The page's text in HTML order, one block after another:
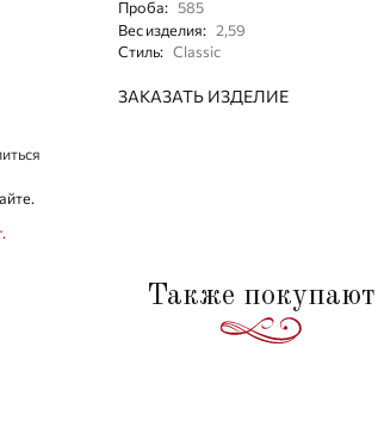
Проба: 585
Вес изделия: 2,59
Стиль: Classic
ЗАКАЗАТЬ ИЗДЕЛИЕ
Также покупают